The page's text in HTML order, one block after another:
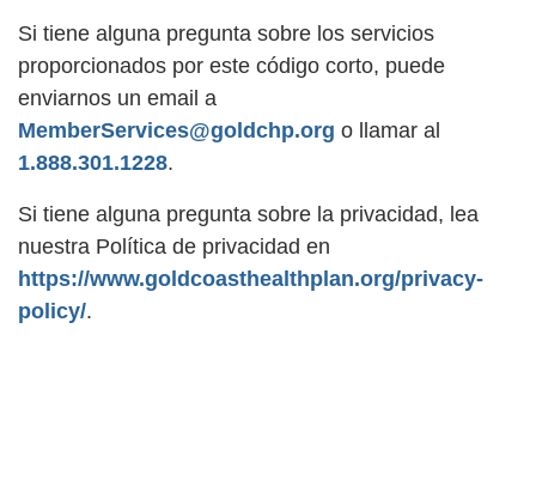
Si tiene alguna pregunta sobre los servicios
proporcionados por este código corto, puede
enviarnos un email a
MemberServices@goldchp.org o llamar al
1.888.301.1228.
Si tiene alguna pregunta sobre la privacidad, lea
nuestra Política de privacidad en
https://www.goldcoasthealthplan.org/privacy-
policy/.